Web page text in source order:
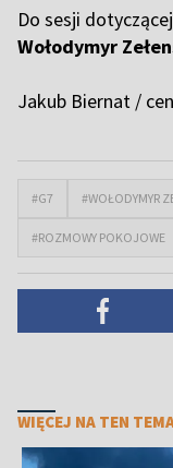
Do sesji
Wołodymyr
Jakub Biernat /
#G7 #WOŁODYMYR
#ROZMOWY POKOJOWE
WIĘCEJ NA TEN